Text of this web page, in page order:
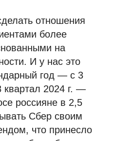
отношения
более
на
И у нас это
год — с 3
квартал 2024 г. —
россияне в 2,5
Сбер своим
что принесло